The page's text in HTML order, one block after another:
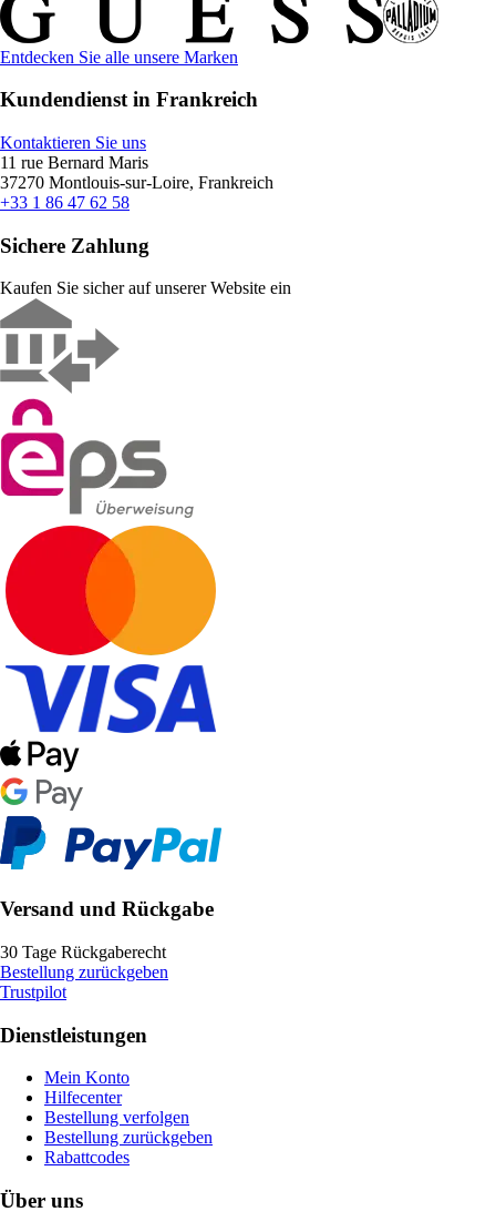
Entdecken Sie alle unsere Marken
Kundendienst in Frankreich
Kontaktieren Sie uns
11 rue Bernard Maris
37270 Montlouis-sur-Loire, Frankreich
+33 1 86 47 62 58
Sichere Zahlung
Kaufen Sie sicher auf unserer Website ein
Versand und Rückgabe
30 Tage Rückgaberecht
Bestellung zurückgeben
Trustpilot
Dienstleistungen
Mein Konto
Hilfecenter
Bestellung verfolgen
Bestellung zurückgeben
Rabattcodes
Über uns